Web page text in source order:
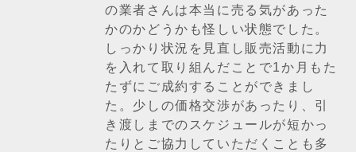
の業者さんは本当に売る気があった
かのかどうかも怪しい状態でした。
しっかり状況を見直し販売活動に力
を入れて取り組んだことで1か月もた
たずにご成約することができまし
た。少しの価格交渉があったり、引
き渡しまでのスケジュールが短かっ
たりとご協力していただくことも多